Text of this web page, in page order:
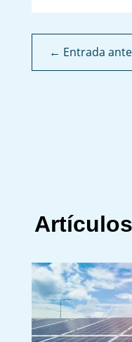
← Entrada